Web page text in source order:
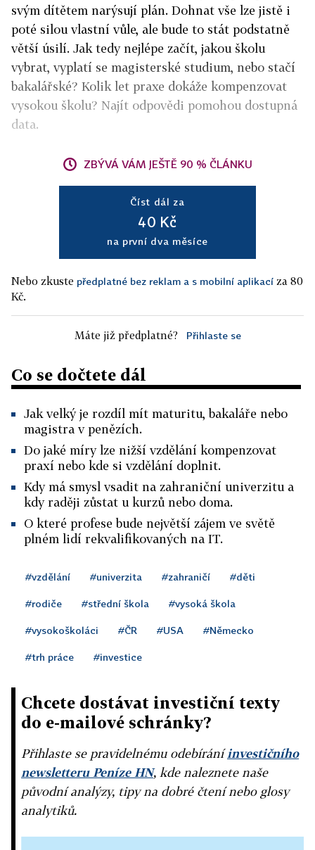
svým dítětem narýsují plán. Dohnat vše lze jistě i
poté silou vlastní vůle, ale bude to stát podstatně
větší úsilí. Jak tedy nejlépe začít, jakou školu
vybrat, vyplatí se magisterské studium, nebo stačí
bakalářské? Kolik let praxe dokáže kompenzovat
vysokou školu? Najít odpovědi pomohou dostupná
data.
ZBÝVÁ VÁM JEŠTĚ 90 % ČLÁNKU
Číst dál za
40 Kč
na první dva měsíce
Nebo zkuste předplatné bez reklam a s mobilní aplikací za 80
Kč.
Máte již předplatné? Přihlaste se
Co se dočtete dál
Jak velký je rozdíl mít maturitu, bakaláře nebo
magistra v penězích.
Do jaké míry lze nižší vzdělání kompenzovat
praxí nebo kde si vzdělání doplnit.
Kdy má smysl vsadit na zahraniční univerzitu a
kdy raději zůstat u kurzů nebo doma.
O které profese bude největší zájem ve světě
plném lidí rekvalifikovaných na IT.
#vzdělání #univerzita #zahraničí #děti
#rodiče #střední škola #vysoká škola
#vysokoškoláci #ČR #USA #Německo
#trh práce #investice
Chcete dostávat investiční texty
do e-mailové schránky?
Přihlaste se pravidelnému odebíráníinvestičního
newsletteru Peníze HN, kde naleznete naše
původní analýzy, tipy na dobré čtení nebo glosy
analytiků.